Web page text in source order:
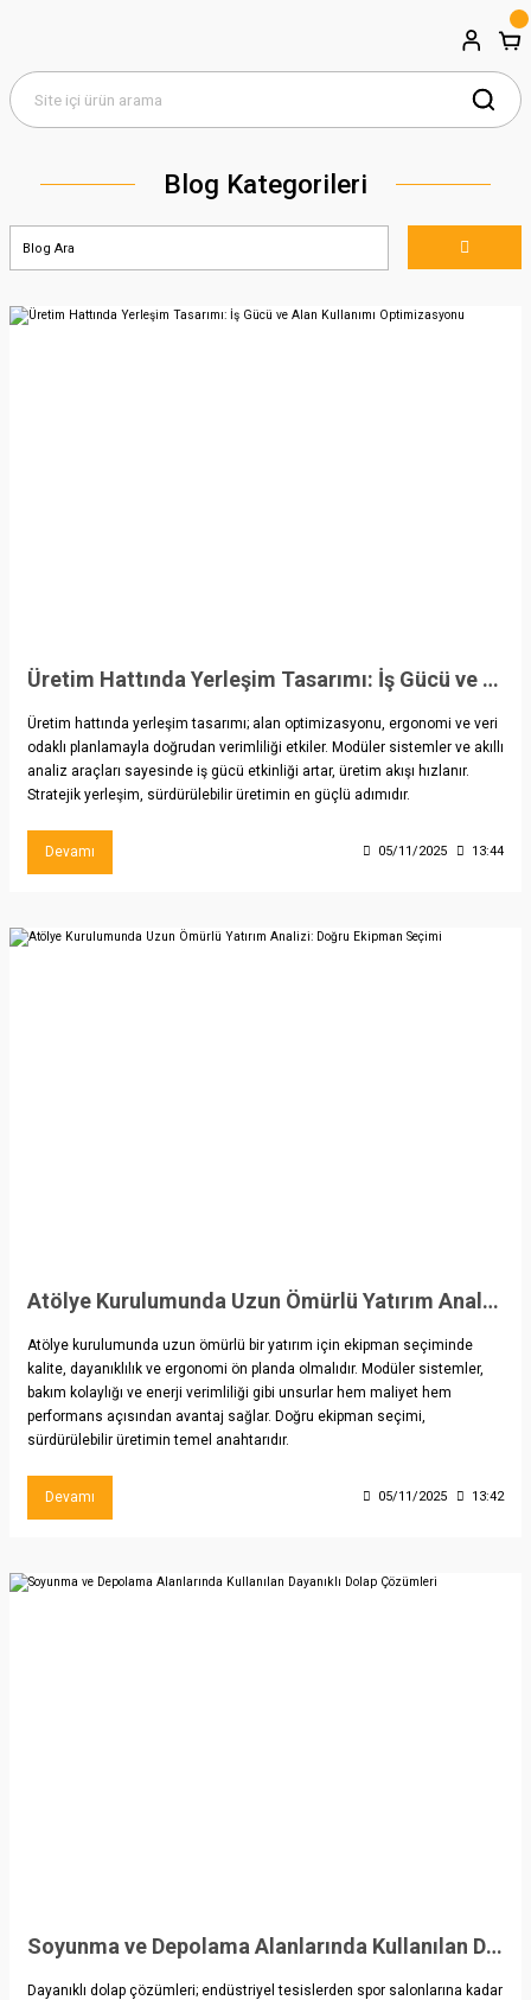
Blog Kategorileri
Üretim Hattında Yerleşim Tasarımı: İş Gücü ve Alan Kullanımı Optimizasyonu
Üretim hattında yerleşim tasarımı; alan optimizasyonu, ergonomi ve veri
odaklı planlamayla doğrudan verimliliği etkiler. Modüler sistemler ve akıllı
analiz araçları sayesinde iş gücü etkinliği artar, üretim akışı hızlanır.
Stratejik yerleşim, sürdürülebilir üretimin en güçlü adımıdır.
Devamı 05/11/2025 13:44
Atölye Kurulumunda Uzun Ömürlü Yatırım Analizi: Doğru Ekipman Seçimi
Atölye kurulumunda uzun ömürlü bir yatırım için ekipman seçiminde
kalite, dayanıklılık ve ergonomi ön planda olmalıdır. Modüler sistemler,
bakım kolaylığı ve enerji verimliliği gibi unsurlar hem maliyet hem
performans açısından avantaj sağlar. Doğru ekipman seçimi,
sürdürülebilir üretimin temel anahtarıdır.
Devamı 05/11/2025 13:42
Soyunma ve Depolama Alanlarında Kullanılan Dayanıklı Dolap Çözümleri
Dayanıklı dolap çözümleri; endüstriyel tesislerden spor salonlarına kadar